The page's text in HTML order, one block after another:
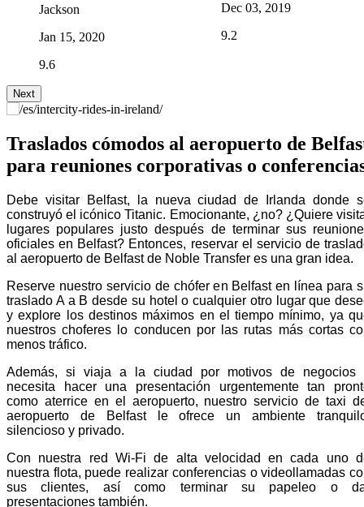
Jackson
Jan 15, 2020
9.6
Dec 03, 2019
9.2
Next
Traslados cómodos al aeropuerto de
para reuniones corporativas o
Debe visitar Belfast, la nueva ciudad de Irlanda donde
construyó el icónico Titanic. Emocionante, ¿no? ¿Quiere
lugares populares justo después de terminar sus
oficiales en Belfast? Entonces, reservar el servicio de
al aeropuerto de Belfast de Noble Transfer es una gran idea.
Reserve nuestro servicio de chófer en Belfast en línea para
traslado A a B desde su hotel o cualquier otro lugar que
y explore los destinos máximos en el tiempo mínimo, ya
nuestros choferes lo conducen por las rutas más cortas
menos tráfico.
Además, si viaja a la ciudad por motivos de negocios
necesita hacer una presentación urgentemente tan
como aterrice en el aeropuerto, nuestro servicio de taxi
aeropuerto de Belfast le ofrece un ambiente
silencioso y privado.
Con nuestra red Wi-Fi de alta velocidad en cada uno
nuestra flota, puede realizar conferencias o videollamadas
sus clientes, así como terminar su papeleo o
presentaciones también.